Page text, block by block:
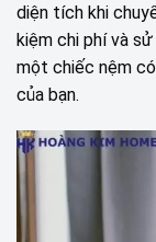
diện tích khi
kiệm chi phí và
một chiếc nệm
của bạn.